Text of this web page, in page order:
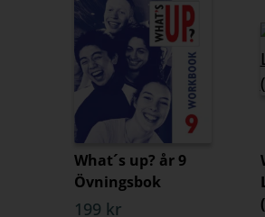
What´s up? år 9
Övningsbok
199 kr